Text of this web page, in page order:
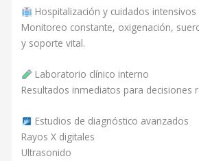
Hospitalización y cuidados intensivos
Monitoreo constante, oxigenación,
y soporte vital.
Laboratorio clínico interno
Resultados inmediatos para decisiones
Estudios de diagnóstico avanzados
Rayos X digitales
Ultrasonido